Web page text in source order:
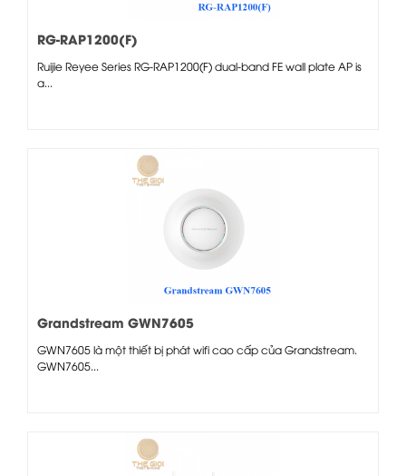
RG-RAP1200(F)
Ruijie Reyee Series RG-RAP1200(F) dual-band FE wall plate AP is
a...
Grandstream GWN7605
GWN7605 là một thiết bị phát wifi cao cấp của Grandstream.
GWN7605...